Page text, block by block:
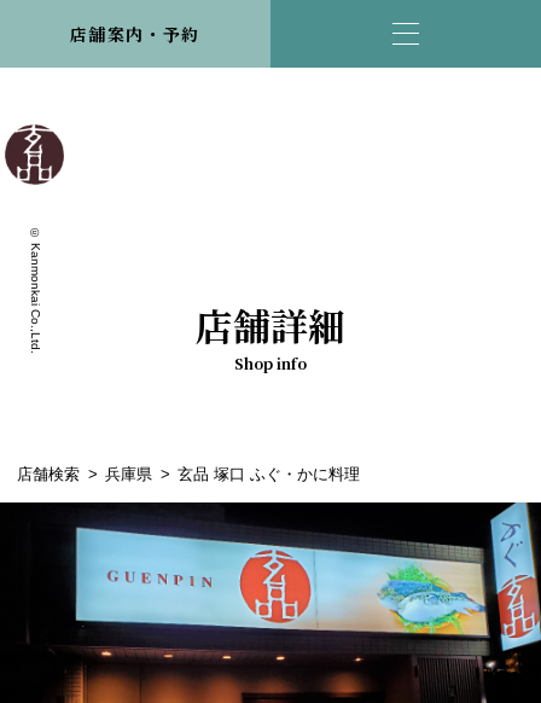
店舗案内・予約
© Kanmonkai Co.,Ltd. 店舗詳細
Shop info
店舗検索 兵庫県 玄品 塚口 ふぐ・かに料理